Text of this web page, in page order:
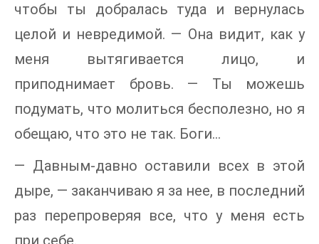
чтобы ты добралась туда и вернулась
целой и невредимой. — Она видит, как у
меня вытягивается лицо, и
приподнимает бровь. — Ты можешь
подумать, что молиться бесполезно, но я
обещаю, что это не так. Боги…
— Давным-давно оставили всех в этой
дыре, — заканчиваю я за нее, в последний
раз перепроверяя все, что у меня есть
при себе.